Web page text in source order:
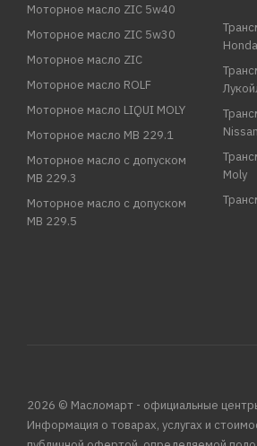
Моторное масло ZIC 5w40
Моторное масло ZIC 5w30
Моторное масло ZIC
Моторное масло ROLF
Моторное масло LIQUI MOLY
Моторное масло MB 229.1
Моторное масло с допуском
MB 229.3
Моторное масло с допуском
MB 229.5
Honda
Nissan
Moly
2026 © Масломарт - официальные
Информация о товарах, услугах и